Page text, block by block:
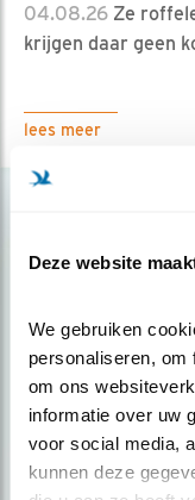
Deze website
We gebruiken
personaliseren,
om ons
informatie over uw
voor social media,
kunnen deze
04.08.26 Ze
krijgen daar geen
lees meer
Op de
Meld je aan en
over vogels en